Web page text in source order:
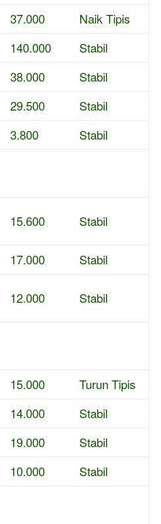
37.000
Naik Tipis
140.000
Stabil
38.000
Stabil
29.500
Stabil
3.800 Stabil
15.600 Stabil
17.000
Stabil
12.000 Stabil
15.000
Turun Tipis
14.000
Stabil
19.000
Stabil
10.000 Stabil